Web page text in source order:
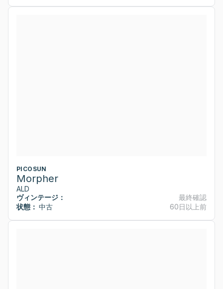
PICOSUN
Morpher
ALD
ヴィンテージ：
状態： 中古
最終確認
60日以上前